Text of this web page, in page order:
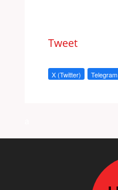
Tweet
X (Twitter) Telegram